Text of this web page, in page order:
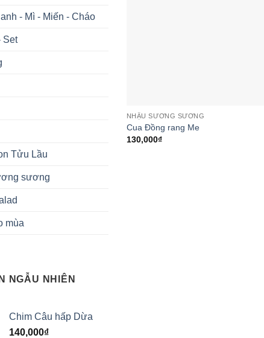
- Mì - Miến - Cháo
Set
Tửu Lầu
sương
mùa
NGẪU NHIÊN
Chim Câu hấp Dừa
140,000₫
NHẬU SƯƠNG SƯƠNG
Cua Đồng rang Me
130,000₫